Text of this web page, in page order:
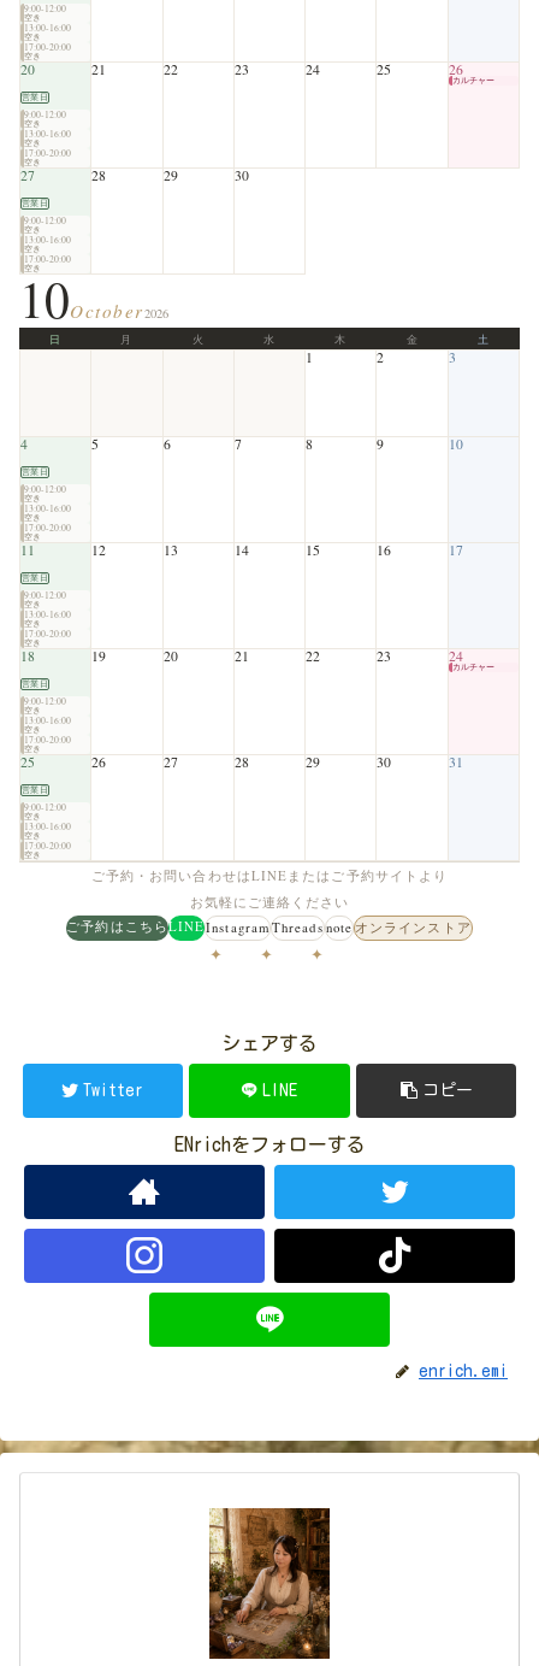
9:00-12:00
空き
13:00-16:00
空き
17:00-20:00
空き
20
営業日
9:00-12:00
空き
13:00-16:00
空き
17:00-20:00
空き
21 22 23 24 25 26
カルチャー
27
営業日
9:00-12:00
空き
13:00-16:00
空き
17:00-20:00
空き
28 29 30
10October2026
日 月 火 水 木 金 土
1 2 3
4
営業日
9:00-12:00
空き
13:00-16:00
空き
17:00-20:00
空き
5 6 7 8 9 10
11
営業日
9:00-12:00
空き
13:00-16:00
空き
17:00-20:00
空き
12 13 14 15 16 17
18
営業日
9:00-12:00
空き
13:00-16:00
空き
17:00-20:00
空き
19 20 21 22 23 24
カルチャー
25
営業日
9:00-12:00
空き
13:00-16:00
空き
17:00-20:00
空き
26 27 28 29 30 31
ご予約・お問い合わせはLINEまたはご予約サイトより
お気軽にご連絡ください
ご予約はこちらLINEInstagramThreadsnoteオンラインストア
✦ ✦ ✦
シェアする
Twitter LINE コピー
ENrichをフォローする
enrich.emi